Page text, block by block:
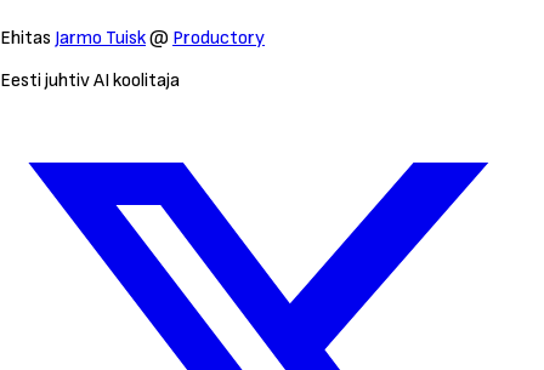
Ehitas Jarmo Tuisk@ Productory
Eesti juhtiv AI koolitaja